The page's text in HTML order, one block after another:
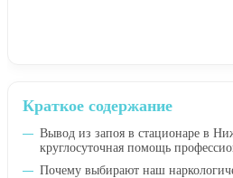
Краткое содержание
Вывод из запоя в стационаре в
круглосуточная помощь
Почему выбирают наш